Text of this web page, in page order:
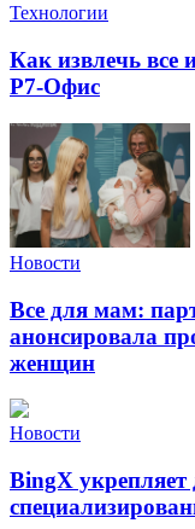
Технологии
Как извлечь все
Р7-Офис
Новости
Все для мам:
анонсировала
женщин
Новости
BingX укрепляет